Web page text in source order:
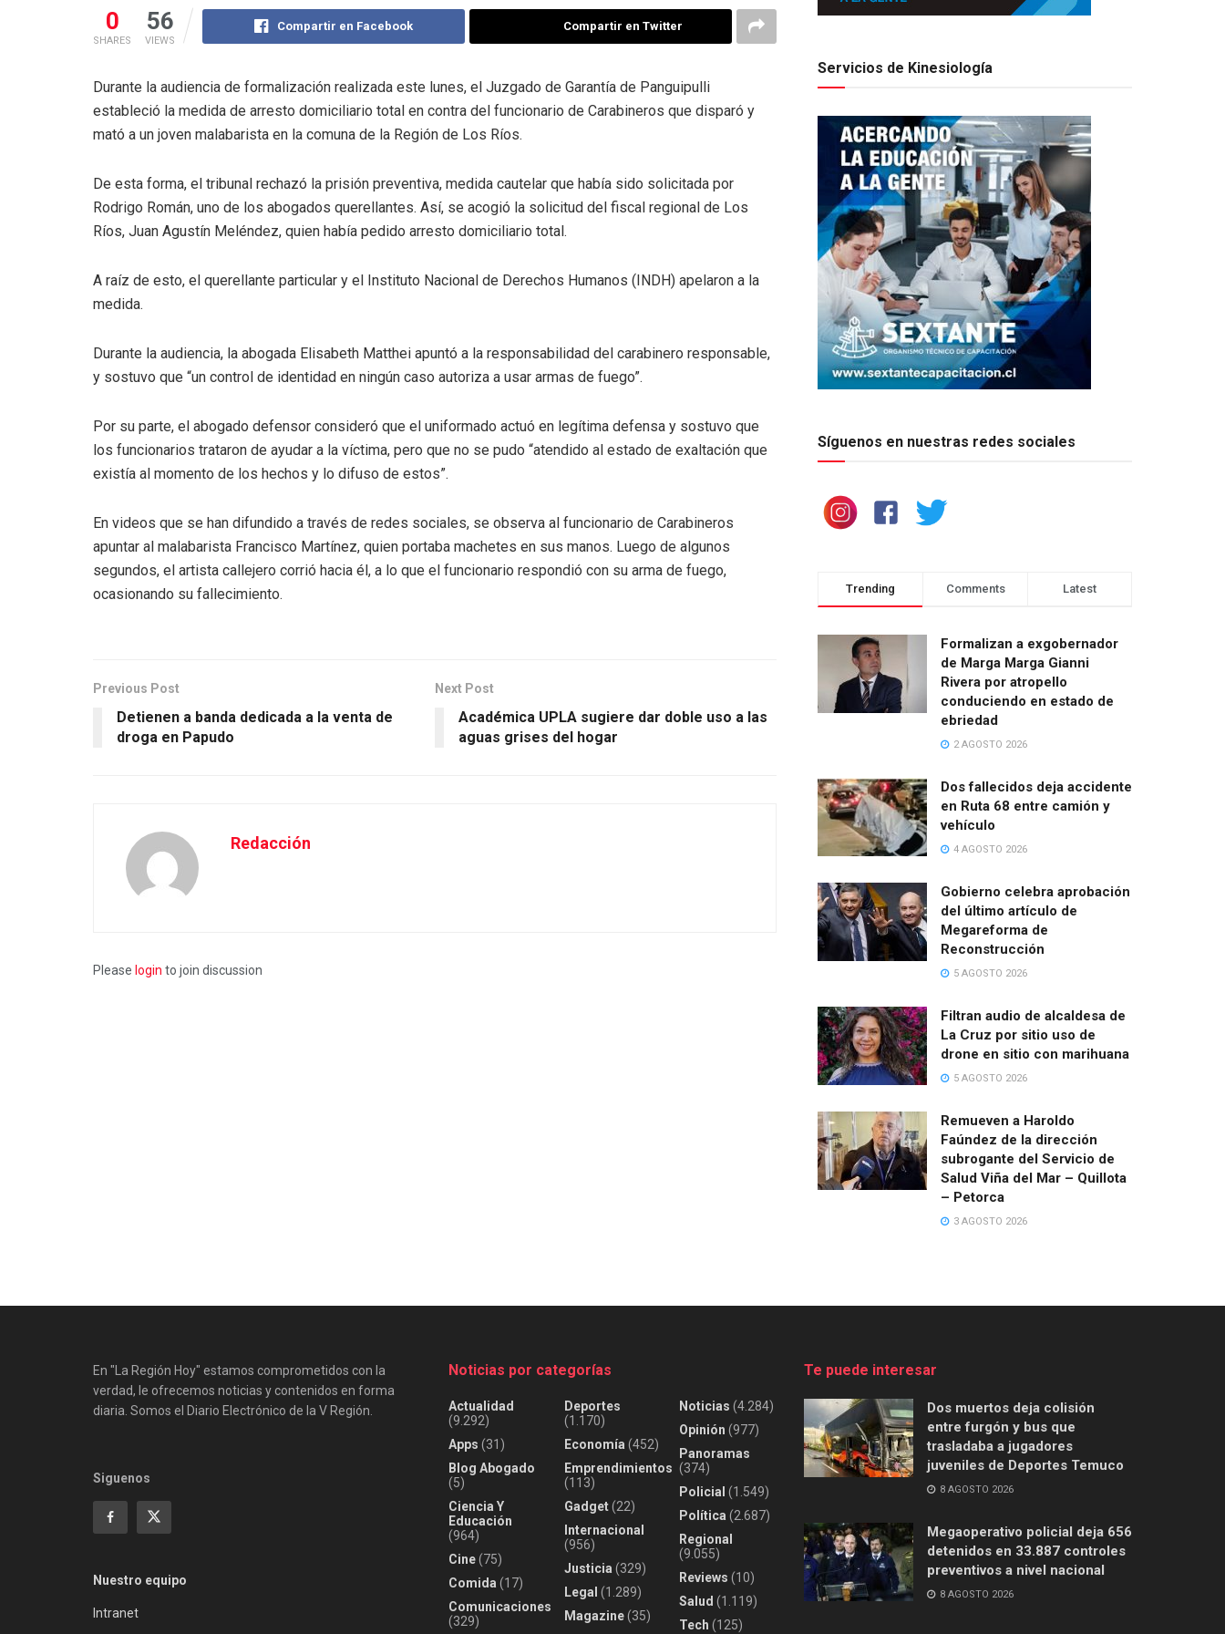
0
SHARES
56
VIEWS
Compartir en Facebook Compartir en Twitter
Durante la audiencia de formalización realizada este lunes, el Juzgado de Garantía de Panguipulli
estableció la medida de arresto domiciliario total en contra del funcionario de Carabineros que disparó y
mató a un joven malabarista en la comuna de la Región de Los Ríos.
De esta forma, el tribunal rechazó la prisión preventiva, medida cautelar que había sido solicitada por
Rodrigo Román, uno de los abogados querellantes. Así, se acogió la solicitud del fiscal regional de Los
Ríos, Juan Agustín Meléndez, quien había pedido arresto domiciliario total.
A raíz de esto, el querellante particular y el Instituto Nacional de Derechos Humanos (INDH) apelaron a la
medida.
Durante la audiencia, la abogada Elisabeth Matthei apuntó a la responsabilidad del carabinero responsable,
y sostuvo que “un control de identidad en ningún caso autoriza a usar armas de fuego”.
Por su parte, el abogado defensor consideró que el uniformado actuó en legítima defensa y sostuvo que
los funcionarios trataron de ayudar a la víctima, pero que no se pudo “atendido al estado de exaltación que
existía al momento de los hechos y lo difuso de estos”.
En videos que se han difundido a través de redes sociales, se observa al funcionario de Carabineros
apuntar al malabarista Francisco Martínez, quien portaba machetes en sus manos. Luego de algunos
segundos, el artista callejero corrió hacia él, a lo que el funcionario respondió con su arma de fuego,
ocasionando su fallecimiento.
Previous Post
Detienen a banda dedicada a la venta de
droga en Papudo
Next Post
Académica UPLA sugiere dar doble uso a las
aguas grises del hogar
Redacción
Please login to join discussion
Servicios de Kinesiología
Síguenos en nuestras redes sociales
Trending Comments Latest
Formalizan a exgobernador
de Marga Marga Gianni
Rivera por atropello
conduciendo en estado de
ebriedad
2 AGOSTO 2026
Dos fallecidos deja accidente
en Ruta 68 entre camión y
vehículo
4 AGOSTO 2026
Gobierno celebra aprobación
del último artículo de
Megareforma de
Reconstrucción
5 AGOSTO 2026
Filtran audio de alcaldesa de
La Cruz por sitio uso de
drone en sitio con marihuana
5 AGOSTO 2026
Remueven a Haroldo
Faúndez de la dirección
subrogante del Servicio de
Salud Viña del Mar – Quillota
– Petorca
3 AGOSTO 2026
En "La Región Hoy" estamos comprometidos con la
verdad, le ofrecemos noticias y contenidos en forma
diaria. Somos el Diario Electrónico de la V Región.
Siguenos
Nuestro equipo
Intranet
Noticias por categorías
Actualidad
(9.292)
Apps (31)
Blog Abogado
(5)
Ciencia Y
Educación
(964)
Cine(75)
Comida (17)
Comunicaciones
(329)
Deportes
(1.170)
Economía (452)
Emprendimientos
(113)
Gadget(22)
Internacional
(956)
Justicia (329)
Legal (1.289)
Magazine(35)
Noticias (4.284)
Opinión (977)
Panoramas
(374)
Policial (1.549)
Política (2.687)
Regional
(9.055)
Reviews (10)
Salud (1.119)
Tech (125)
Te puede interesar
Dos muertos deja colisión
entre furgón y bus que
trasladaba a jugadores
juveniles de Deportes Temuco
8 AGOSTO 2026
Megaoperativo policial deja 656
detenidos en 33.887 controles
preventivos a nivel nacional
8 AGOSTO 2026